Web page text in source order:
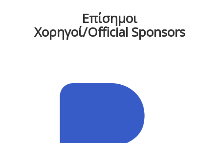
Επίσημοι
Χορηγοί/Official Sponsors